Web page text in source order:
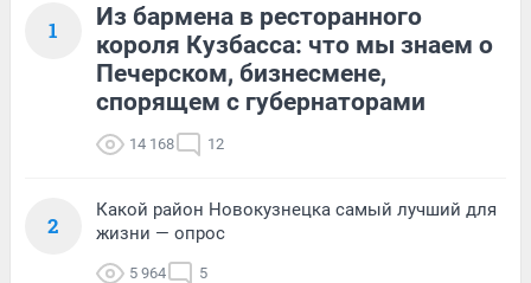
1
Из бармена в ресторанного
короля Кузбасса: что мы знаем о
Печерском, бизнесмене,
спорящем с губернаторами
14 168 12
2
Какой район Новокузнецка самый лучший для
жизни — опрос
5 964 5